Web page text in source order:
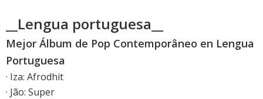
__Lengua portuguesa__
Mejor Álbum de Pop Contemporâneo en Lengua
Portuguesa
· Iza: Afrodhit
· Jão: Super